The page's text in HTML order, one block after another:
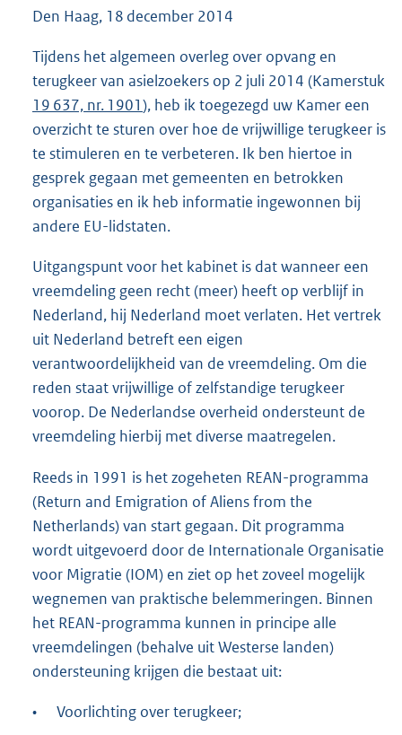
Den Haag, 18 december 2014
Tijdens het algemeen overleg over opvang en
terugkeer van asielzoekers op 2 juli 2014 (Kamerstuk
19 637, nr. 1901), heb ik toegezegd uw Kamer een
overzicht te sturen over hoe de vrijwillige terugkeer is
te stimuleren en te verbeteren. Ik ben hiertoe in
gesprek gegaan met gemeenten en betrokken
organisaties en ik heb informatie ingewonnen bij
andere EU-lidstaten.
Uitgangspunt voor het kabinet is dat wanneer een
vreemdeling geen recht (meer) heeft op verblijf in
Nederland, hij Nederland moet verlaten. Het vertrek
uit Nederland betreft een eigen
verantwoordelijkheid van de vreemdeling. Om die
reden staat vrijwillige of zelfstandige terugkeer
voorop. De Nederlandse overheid ondersteunt de
vreemdeling hierbij met diverse maatregelen.
Reeds in 1991 is het zogeheten REAN-programma
(Return and Emigration of Aliens from the
Netherlands) van start gegaan. Dit programma
wordt uitgevoerd door de Internationale Organisatie
voor Migratie (IOM) en ziet op het zoveel mogelijk
wegnemen van praktische belemmeringen. Binnen
het REAN-programma kunnen in principe alle
vreemdelingen (behalve uit Westerse landen)
ondersteuning krijgen die bestaat uit:
• Voorlichting over terugkeer;